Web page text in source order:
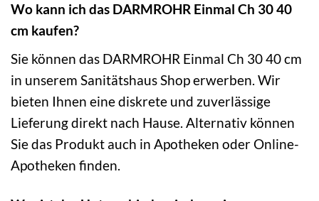
Wo kann ich das DARMROHR Einmal Ch 30 40
cm kaufen?
Sie können das DARMROHR Einmal Ch 30 40 cm
in unserem Sanitätshaus Shop erwerben. Wir
bieten Ihnen eine diskrete und zuverlässige
Lieferung direkt nach Hause. Alternativ können
Sie das Produkt auch in Apotheken oder Online-
Apotheken finden.